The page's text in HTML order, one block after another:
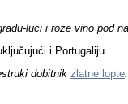
luci i roze vino pod
i Portugaliju.
dobitnik zlatne lopte.